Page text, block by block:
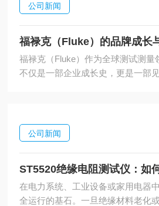
公司新闻
福禄克（Fluke）的品牌成长
福禄克（Fluke）作为全球测试测量
不仅是一部企业成长史，更是一部
伙伴。一、品牌成长的关键历程福
至20世纪中期，其前身依托电子技
场的实际测量痛点为核心，推出了
测试仪器，凭借稳定的性...
公司新闻
在电力系统、工业设备或家用电器
全运行的基石。一旦绝缘材料老化